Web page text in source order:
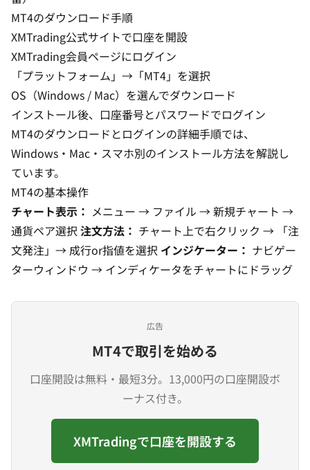
MT4のダウンロード手順
XMTrading公式サイトで口座を開設
XMTrading会員ページにログイン
「プラットフォーム」→「MT4」を選択
OS（Windows / Mac）を選んでダウンロード
インストール後、口座番号とパスワードでログイン
MT4のダウンロードとログインの詳細手順では、
Windows・Mac・スマホ別のインストール方法を解説し
ています。
MT4の基本操作
チャート表示： メニュー → ファイル → 新規チャート →
通貨ペア選択 注文方法： チャート上で右クリック → 「注
文発注」→ 成行or指値を選択 インジケーター： ナビゲー
ターウィンドウ → インディケータをチャートにドラッグ
広告
MT4で取引を始める
口座開設は無料・最短3分。13,000円の口座開設ボ
ーナス付き。
XMTradingで口座を開設する